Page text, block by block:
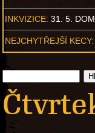
INKVIZICE: 31. 5.
NEJCHYTŘEJŠÍ KECY: